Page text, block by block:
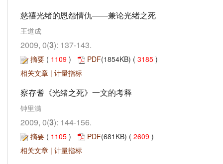
慈禧光绪的恩怨情仇——兼论光绪之死
王道成
2009, 0(3): 137-143.
摘要 ( 1109 ) PDF(1854KB) ( 3185 )
相关文章 | 计量指标
察存耆《光绪之死》一文的考释
钟里满
2009, 0(3): 144-156.
摘要 ( 1105 ) PDF(681KB) ( 2609 )
相关文章 | 计量指标